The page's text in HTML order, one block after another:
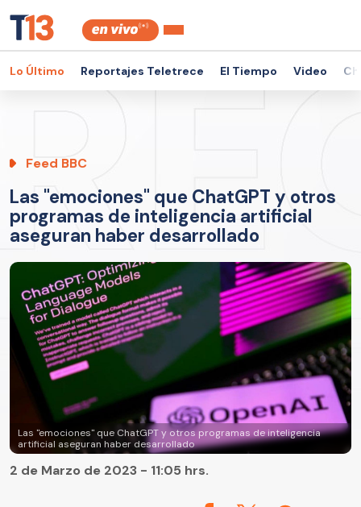
Lo Último Reportajes Teletrece El Tiempo Video
Feed BBC
Las "emociones" que ChatGPT y otros
programas de inteligencia artificial
aseguran haber desarrollado
Las "emociones" que ChatGPT y otros programas de inteligencia
artificial aseguran haber desarrollado
2 de Marzo de 2023 - 11:05 hrs.